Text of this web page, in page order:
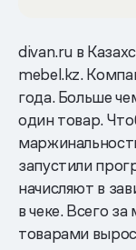
divan.ru в
mebel.kz.
года. Больше
один товар.
запустили
начисляют в
в чеке. Всего
товарами